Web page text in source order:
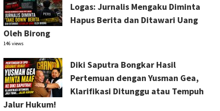
Logas: Jurnalis Mengaku Diminta
Hapus Berita dan Ditawari Uang
Oleh Birong
146 views
Diki Saputra Bongkar Hasil
Pertemuan dengan Yusman Gea,
Klarifikasi Ditunggu atau Tempuh
Jalur Hukum!